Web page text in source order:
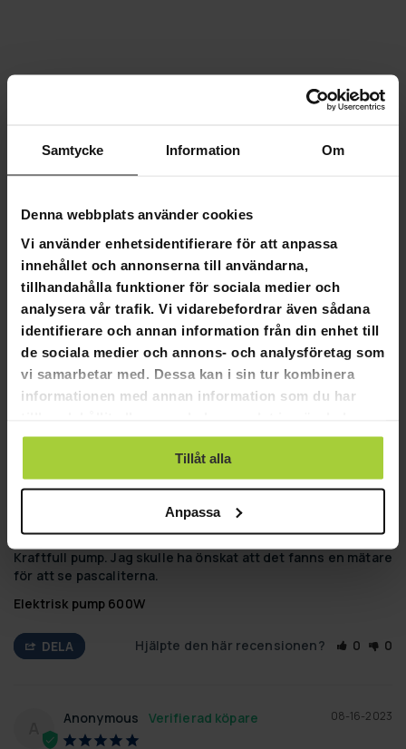
Samtycke Information Om
Denna webbplats använder cookies
Vi använder enhetsidentifierare för att anpassa
innehållet och annonserna till användarna,
tillhandahålla funktioner för sociala medier och
analysera vår trafik. Vi vidarebefordrar även sådana
identifierare och annan information från din enhet till
de sociala medier och annons- och analysföretag som
vi samarbetar med. Dessa kan i sin tur kombinera
informationen med annan information som du har
använt deras tjänster.
Tillåt alla
Anpassa
Baserat på 3 recensioner
0
SKRIV EN RECENSION
STÄLL EN FRÅGA
Recensioner Frågor
A
08-16-2023
Anonymous
Elektrisk pump
Kraftfull pump. Jag skulle ha önskat att det fanns en mätare
för att se pascaliterna.
Elektrisk pump 600W
DELA Hjälpte den här recensionen? 0 0
08-16-2023
Anonymous